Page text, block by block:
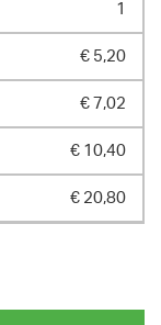
1
€ 5,20
€ 7,02
€ 10,40
€ 20,80